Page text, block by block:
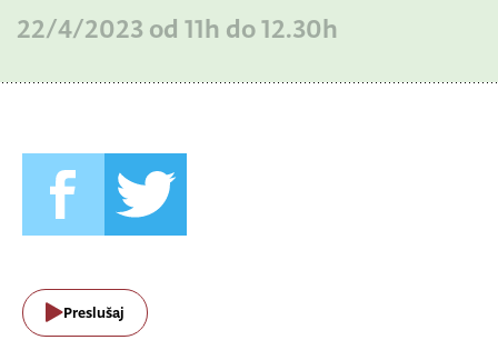
22/4/2023 od 11h do 12.30h
Preslušaj